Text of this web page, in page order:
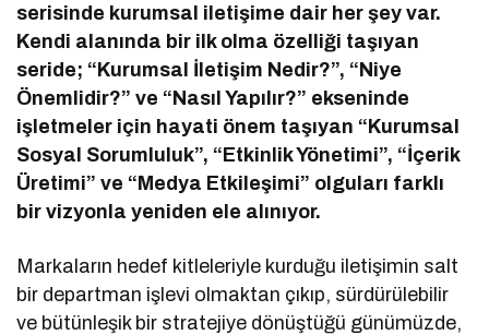
serisinde kurumsal iletişime dair her şey var.
Kendi alanında bir ilk olma özelliği taşıyan
seride; “Kurumsal İletişim Nedir?”, “Niye
Önemlidir?” ve “Nasıl Yapılır?” ekseninde
işletmeler için hayati önem taşıyan “Kurumsal
Sosyal Sorumluluk”, “Etkinlik Yönetimi”, “İçerik
Üretimi” ve “Medya Etkileşimi” olguları farklı
bir vizyonla yeniden ele alınıyor.
Markaların hedef kitleleriyle kurduğu iletişimin salt
bir departman işlevi olmaktan çıkıp, sürdürülebilir
ve bütünleşik bir stratejiye dönüştüğü günümüzde,